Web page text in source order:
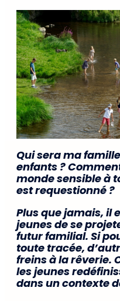
Qui sera ma
enfants ?
monde sensible à
est requestionné ?
Plus que jamais, il
jeunes de se
futur familial. Si
toute tracée,
freins à la rêverie.
les jeunes
dans un contexte